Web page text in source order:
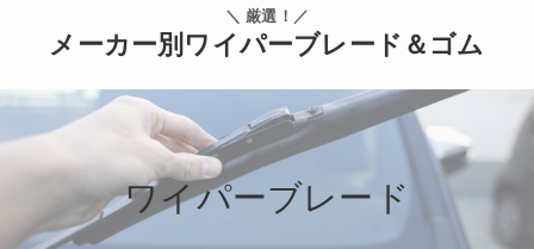
＼ 厳選！／
メーカー別ワイパーブレード＆ゴム
ワイパーブレード